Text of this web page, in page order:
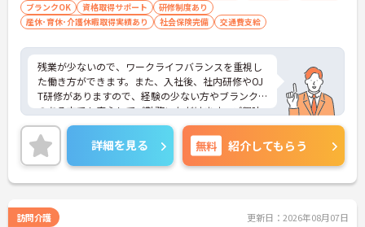
ブランクOK
資格取得サポート
研修制度あり
産休･育休･介護休暇取得実績あり
社会保険完備 交通費支給
残業が少ないので、ワークライフバランスを重視し
た働き方ができます。また、入社後、社内研修やOJ
T研修がありますので、経験の少ない方やブランク
のある方でも安心してご勤務いただけます。ご興味
ある方には、面接のポイントなど、さらに詳細をお
話致しますのでお気軽にご相談ください。
詳細を見る 無料 紹介してもらう
訪問介護 更新日：2026年08月07日